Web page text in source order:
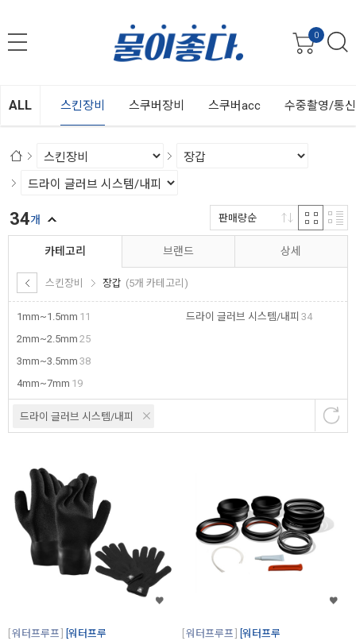
0
ALL 스킨장비 스쿠버장비 스쿠버acc 수중촬영/통
카테고리
스킨장비 장갑 (5개 카테고리)
1mm~1.5mm 11
2mm~2.5mm 25
3mm~3.5mm 38
4mm~7mm 19
드라이 글러브 시스템/내피 34
브랜드 상세
드라이 글러브 시스템/내피
34개 판매량순
워터프루프
[워터프루
워터프루프
[워터프루